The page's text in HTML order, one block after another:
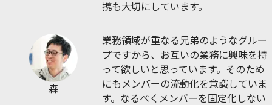
携も大切にしています。
森
業務領域が重なる兄弟のようなグルー
プですから、お互いの業務に興味を持
って欲しいと思っています。そのため
にもメンバーの流動化を意識していま
す。なるべくメンバーを固定化しない